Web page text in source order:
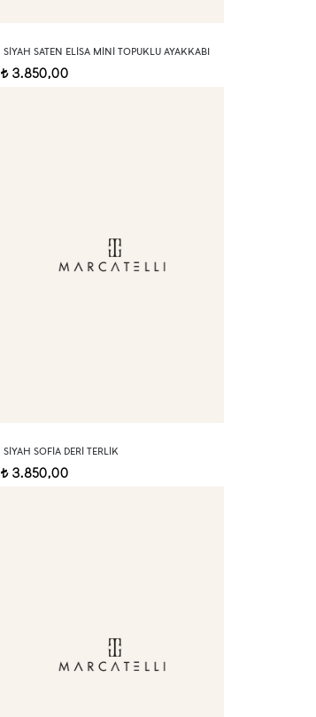
SIYAH SATEN ELISA MINI TOPUKLU AYAKKABI
t3.850,00
SIYAH SOFIA DERI TERLIK
t3.850,00